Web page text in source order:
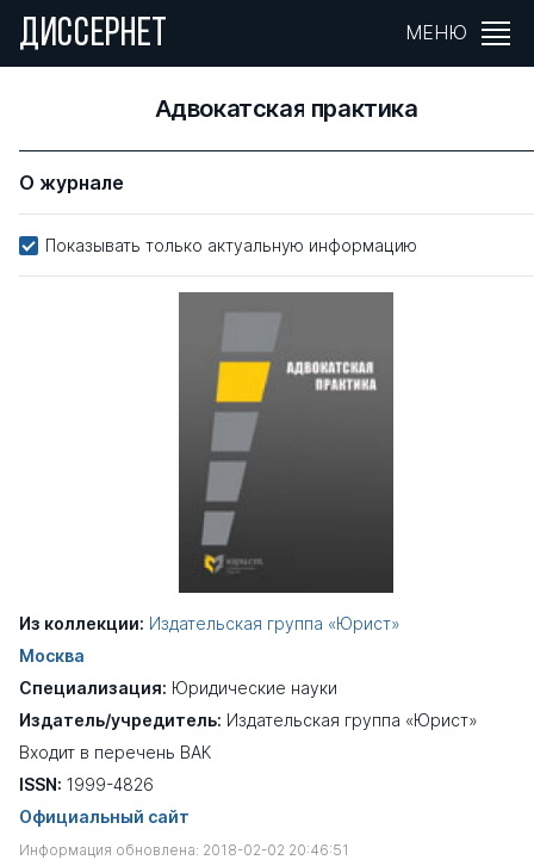
ДИССЕРНЕТ МЕНЮ
Адвокатская практика
О журнале
Показывать только актуальную информацию
Из коллекции: Издательская группа «Юрист»
Москва
Специализация: Юридические науки
Издатель/учредитель: Издательская группа «Юрист»
Входит в перечень ВАК
ISSN: 1999-4826
Официальный сайт
Информация обновлена: 2018-02-02 20:46:51